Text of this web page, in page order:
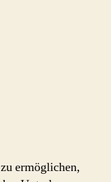
ermöglichen,